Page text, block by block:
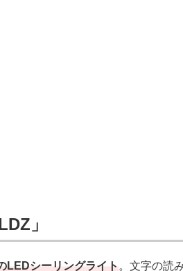
」
LEDシーリングライト。文字の読